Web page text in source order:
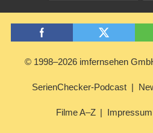
© 1998–2026 imfernsehen
SerienChecker-Podcast
Filme A–Z Impressum